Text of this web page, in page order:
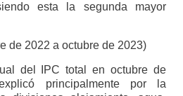
esta la segunda mayor
de 2022 a octubre de 2023)
del IPC total en octubre de
principalmente por la